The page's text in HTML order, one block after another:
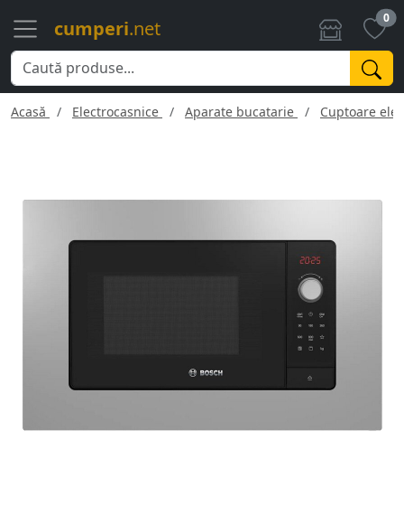
cumperi.net 0
Acasă Electrocasnice Aparate bucatarie Cuptoare